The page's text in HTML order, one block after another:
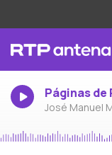
Páginas
José Manuel